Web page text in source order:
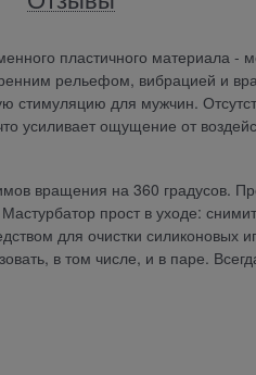
пластичного материала -
рельефом, вибрацией и
стимуляцию для мужчин.
усиливает ощущение от
вращения на 360 градусов.
Мастурбатор прост в уходе:
для очистки
в том числе, и в паре.